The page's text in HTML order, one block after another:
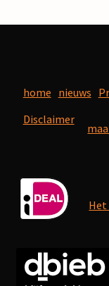
home nieuws
Disclaimer
Het